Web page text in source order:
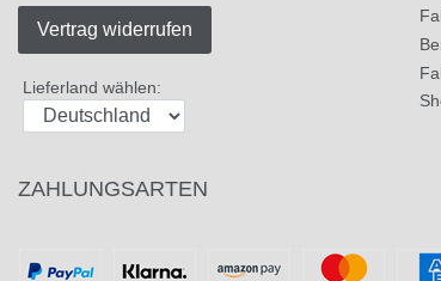
Vertrag widerrufen
Lieferland wählen:
ZAHLUNGSARTEN